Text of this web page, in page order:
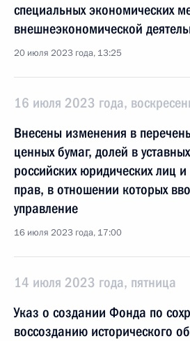
специальных экономических
внешнеэкономической
20 июля 2023 года, 13:25
16 июля 2023 года,
Внесены изменения в
ценных бумаг, долей в
российских юридических лиц
прав, в отношении которых
управление
16 июля 2023 года, 17:00
14 июля 2023 года, пятница
Указ о создании Фонда по
воссозданию исторического